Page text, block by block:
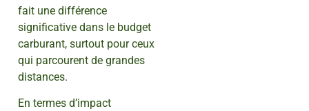
fait une différence
significative dans le budget
carburant, surtout pour ceux
qui parcourent de grandes
distances.
En termes d’impact